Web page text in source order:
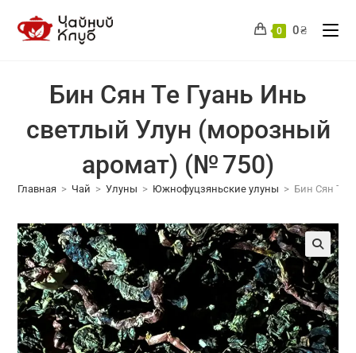
0 0₴
Бин Сян Те Гуань Инь
светлый Улун (морозный
аромат) (№ 750)
Главная > Чай > Улуны > Южнофуцзяньские улуны > Бин Сян Те
🔍